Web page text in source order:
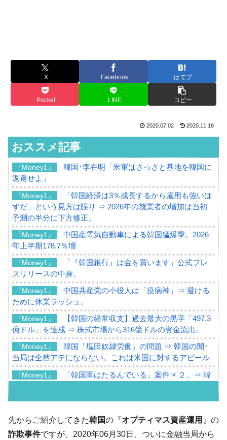
X Facebook はてブ
Pocket LINE コピー
2020.07.02 2020.11.18
おススメ記事
『Money1』
韓国･李在明「米軍はさっさと基地を韓国に
返還せよ」
『Money1』
「韓国経済は3％成長するから雇用も強いは
ずだ」という見方は誤り ⇒ 2026年の就業者の増加は当初
予測の半分に下方修正。
『Money1』
中国産電気自動車による韓国猛爆撃。2026
年上半期178.7％増
『Money1』
「『韓国銀行』は金を買います」公式プレ
スリリースの中身。
『Money1』
中国共産党の小役人は「疫病神」⇒ 避ける
ために休業ラッシュ。
『Money1』
【韓国の経常収支】過去最大の黒字「497.3
億ドル」を達成 ⇒ 株式市場から316億ドルの資金流出。
『Money1』
韓国「塩田奴隷労働」の問題 ⇒ 韓国の闇･
当局は全然アテにならない。これは米国に対するアピール
『Money1』
「韓国軍はたるんでいる」案件 × ２。⇒ 韓
『Money1』
韓国メディアが「韓国政府と李在明が吊る
される可能性もあるのでは」とほのめかす。
『Money1』
韓国07月･物価指数「2.8％」に低下 ⇒ 実は
先からご紹介してきた韓国の『オプティマス資産運用 』の
詐欺事件ですが、2020年06月30日、ついに金融当局から